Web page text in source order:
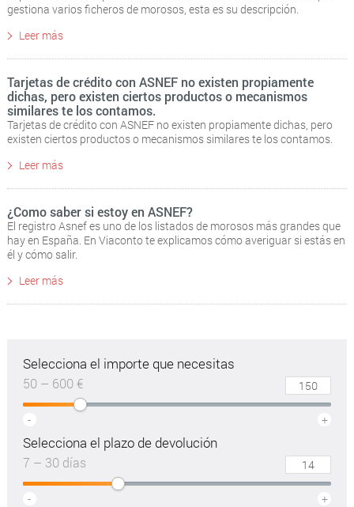
gestiona varios ficheros de morosos, esta es su descripción.
Leer más
Tarjetas de crédito con ASNEF no existen propiamente
dichas, pero existen ciertos productos o mecanismos
similares te los contamos.
Tarjetas de crédito con ASNEF no existen propiamente dichas, pero
existen ciertos productos o mecanismos similares te los contamos.
Leer más
¿Como saber si estoy en ASNEF?
El registro Asnef es uno de los listados de morosos más grandes que
hay en España. En Viaconto te explicamos cómo averiguar si estás en
él y cómo salir.
Leer más
Selecciona el importe que necesitas
50 – 600 €
- +
Selecciona el plazo de devolución
7 – 30 días
- +